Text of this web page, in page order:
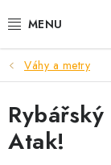
na
Akce
Navijáky
Váhy a metry
Atak!